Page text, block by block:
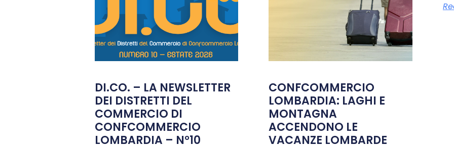
DI.CO. – LA NEWSLETTER
DEI DISTRETTI DEL
COMMERCIO DI
CONFCOMMERCIO
LOMBARDIA – N°10
CONFCOMMERCIO
LOMBARDIA: LAGHI E
MONTAGNA
ACCENDONO LE
VACANZE LOMBARDE